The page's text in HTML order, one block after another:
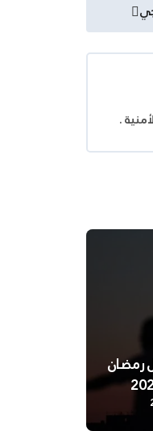
.
رمضان